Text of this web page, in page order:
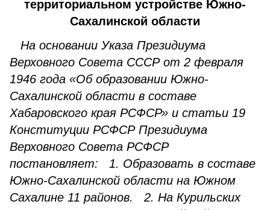
территориальном устройстве Южно-
Сахалинской области
На основании Указа Президиума
Верховного Совета СССР от 2 февраля
1946 года «Об образовании Южно-
Сахалинской области в составе
Хабаровского края РСФСР» и статьи 19
Конституции РСФСР Президиума
Верховного Совета РСФСР
постановляет: 1. Образовать в составе
Южно-Сахалинской области на Южном
Сахалине 11 районов. 2. На Курильских